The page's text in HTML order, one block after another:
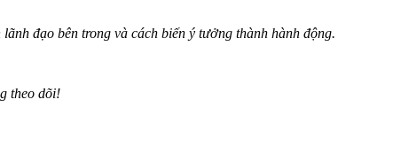
đạo bên trong và cách biến ý tưởng thành hành động.
theo dõi!